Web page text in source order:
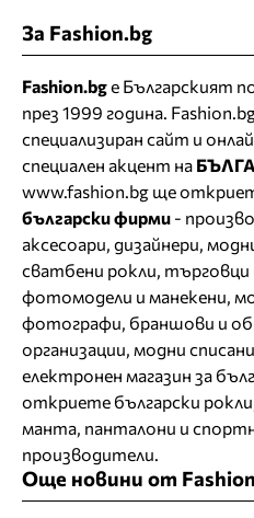
За Fashion.bg
Fashion.bgе Българският
през 1999 година.
специализиран сайт и
специален акцент на
www.fashion.bg ще
български фирми -
аксесоари, дизайнери,
сватбени рокли ,
фотомодели и манекени,
фотографи, браншови и
организации, модни
електронен магазин за
откриете български рокли
манта, панталони и
производители.
Още новини от